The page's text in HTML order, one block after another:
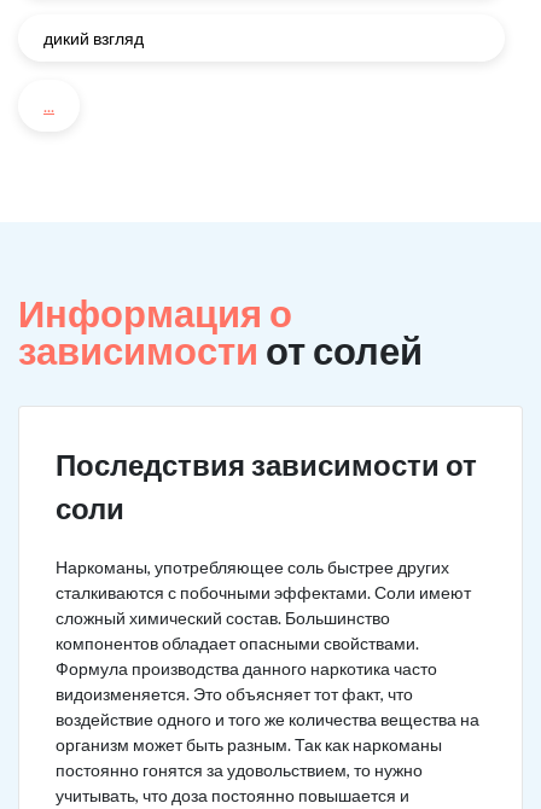
дикий взгляд
...
Информация о
зависимости от солей
Последствия зависимости от
соли
Наркоманы, употребляющее соль быстрее других
сталкиваются с побочными эффектами. Соли имеют
сложный химический состав. Большинство
компонентов обладает опасными свойствами.
Формула производства данного наркотика часто
видоизменяется. Это объясняет тот факт, что
воздействие одного и того же количества вещества на
организм может быть разным. Так как наркоманы
постоянно гонятся за удовольствием, то нужно
учитывать, что доза постоянно повышается и